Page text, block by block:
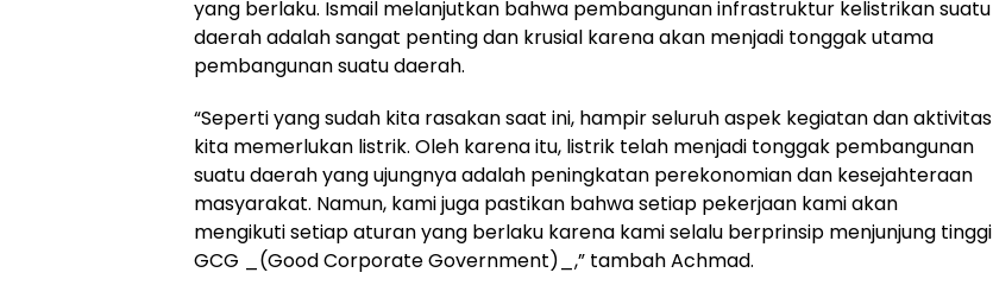
yang berlaku. Ismail melanjutkan bahwa pembangunan infrastruktur kelistrikan suatu
daerah adalah sangat penting dan krusial karena akan menjadi tonggak utama
pembangunan suatu daerah.
“Seperti yang sudah kita rasakan saat ini, hampir seluruh aspek kegiatan dan aktivitas
kita memerlukan listrik. Oleh karena itu, listrik telah menjadi tonggak pembangunan
suatu daerah yang ujungnya adalah peningkatan perekonomian dan kesejahteraan
masyarakat. Namun, kami juga pastikan bahwa setiap pekerjaan kami akan
mengikuti setiap aturan yang berlaku karena kami selalu berprinsip menjunjung tinggi
GCG _(Good Corporate Government)_,” tambah Achmad.